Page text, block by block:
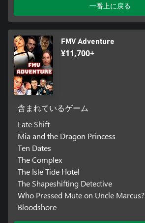
一番上に戻る
FMV Adventure
¥11,700+
含まれているゲーム
Late Shift
Mia and the Dragon Princess
Ten Dates
The Complex
The Isle Tide Hotel
The Shapeshifting Detective
Who Pressed Mute on Uncle Marcus?
Bloodshore